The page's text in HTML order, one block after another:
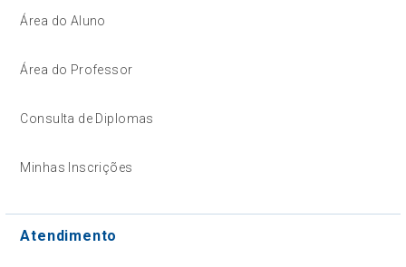
Área do Aluno
Área do Professor
Consulta de Diplomas
Minhas Inscrições
Atendimento